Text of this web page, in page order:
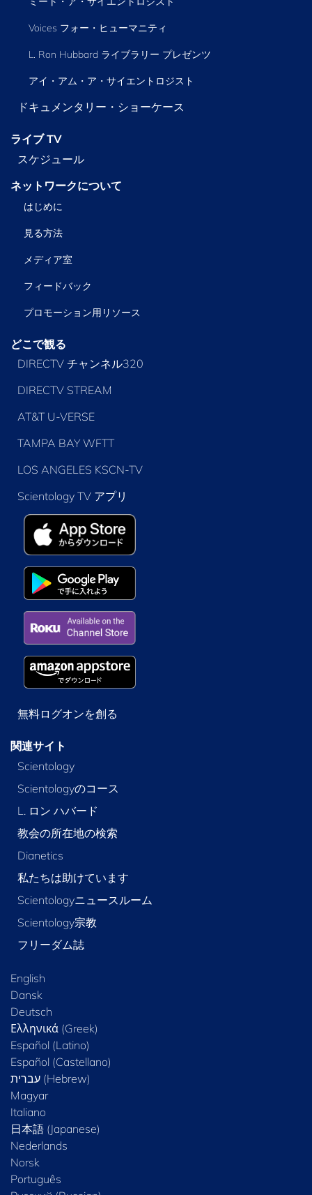
Voices フォー・ヒューマニティ
L. Ron Hubbard ライブラリー プレゼンツ
アイ・アム・ア・サイエントロジスト
ドキュメンタリー・ショーケース
ライブ TV
スケジュール
ネットワークについて
はじめに
見る方法
メディア室
フィードバック
プロモーション用リソース
どこで観る
DIRECTV チャンネル320
DIRECTV STREAM
AT&T U-VERSE
TAMPA BAY WFTT
LOS ANGELES KSCN-TV
Scientology TV アプリ
無料ログオンを創る
関連サイト
Scientology
Scientologyのコース
L. ロン ハバード
教会の所在地の検索
Dianetics
私たちは助けています
Scientologyニュースルーム
Scientology宗教
フリーダム誌
English
Dansk
Deutsch
Ελληνικά (Greek)
Español (Latino)
Español (Castellano)
Magyar
Italiano
日本語 (Japanese)
Nederlands
Norsk
Português